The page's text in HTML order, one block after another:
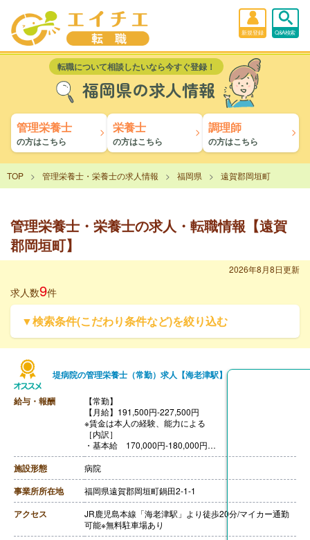
新規登録 Q&A検索
転職について相談したいなら今すぐ登録！
福岡県の求人情報
管理栄養士
の方はこちら
栄養士
の方はこちら
調理師
の方はこちら
TOP 管理栄養士・栄養士の求人情報 福岡県 遠賀郡岡垣町
管理栄養士・栄養士の求人・転職情報【遠賀
郡岡垣町】
2026年8月8日更新
求人数9件
▼検索条件(こだわり条件など)を絞り込む
堤病院の管理栄養士（常勤）求人【海老津駅】
給与・報酬
【常勤】
【月給】191,500円-227,500円
※賃金は本人の経験、能力による
［内訳］
・基本給 170,000円-180,000円
・能力手当 13,000円-30,000円
・調整手当 5,000円-10,000円
・処遇改善手当 3,500円-7,500円
［その他手当］
・早朝手当
05:00出 1,750円/日
06:00出 1,250円/日
遅出-19:30 600円/日
施設形態 病院
事業所所在地 福岡県遠賀郡岡垣町鍋田2-1-1
アクセス
JR鹿児島本線「海老津駅」より徒歩20分/マイカー通勤
可能※無料駐車場あり